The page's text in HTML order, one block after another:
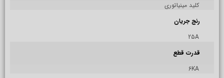
کلید مینیاتوری
رنج جریان
25A
قدرت قطع
6KA